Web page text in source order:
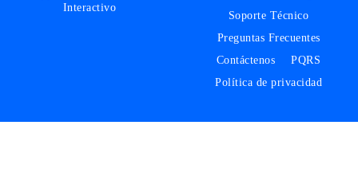
Interactivo
Soporte Técnico
Preguntas Frecuentes
Contáctenos
PQRS
Política de privacidad